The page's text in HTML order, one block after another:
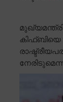
കിഫ്ബിയെ